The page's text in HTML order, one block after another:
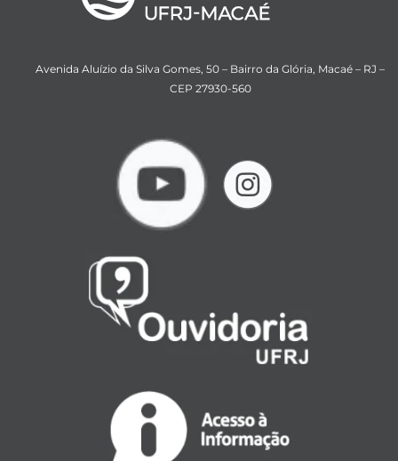
Avenida Aluízio da Silva Gomes, 50 – Bairro da Glória, Macaé – RJ –
CEP 27930-560